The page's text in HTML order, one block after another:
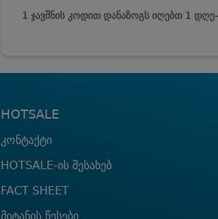
1 ჯავშნის კოდით დანაზოგს იღებთ 1
HOTSALE
კონტაქტი
HOTSALE-ის შესახებ
FACT SHEET
მიტანის წესები